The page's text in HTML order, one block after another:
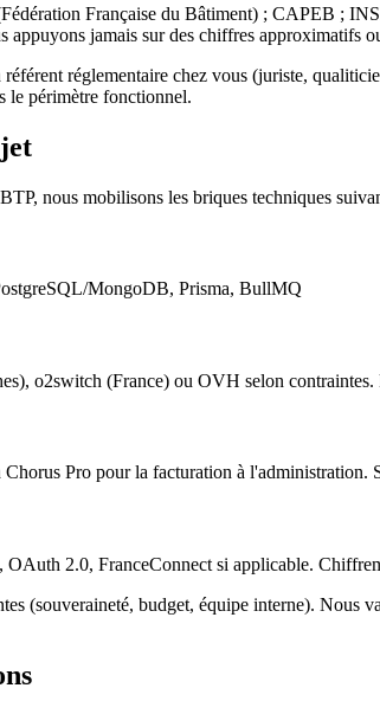
Française du Bâtiment) ; CAPEB ;
appuyons jamais sur des chiffres approximatifs
réglementaire chez vous (juriste,
le périmètre fonctionnel.
nous mobilisons les briques techniques
MongoDB, Prisma, BullMQ
o2switch (France) ou OVH selon
Pro pour la facturation à l'administration.
2.0, FranceConnect si applicable.
(souveraineté, budget, équipe interne).